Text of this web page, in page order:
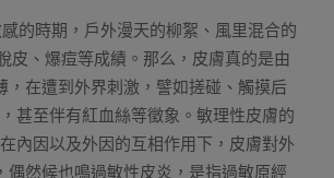
的時期，戶外漫天的柳絮、風里混合的
皮、爆痘等成績。那么，皮膚真的是由
在遭到外界刺激，譬如搓碰、觸摸后
甚至伴有紅血絲等徵象。敏理性皮膚的
內因以及外因的互相作用下，皮膚對外
然候也鳴過敏性皮炎，是指過敏原經